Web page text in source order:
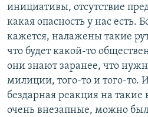
инициативы, отсутствие
какая опасность у нас есть.
кажется, налажены такие
что будет какой-то
они знают заранее, что
милиции, того-то и того-то.
бездарная реакция на такие
очень внезапные, можно